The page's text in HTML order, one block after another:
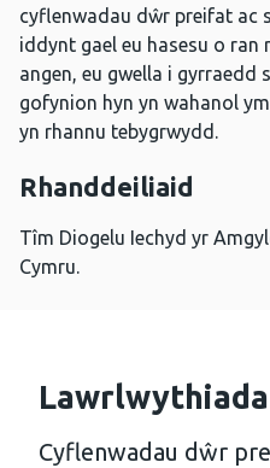
cyflenwadau dŵr preifat ac
iddynt gael eu hasesu o ran
angen, eu gwella i gyrraedd
gofynion hyn yn wahanol
yn rhannu tebygrwydd.
Rhanddeiliaid
Tîm Diogelu Iechyd yr
Cymru.
Cyflenwadau dŵr